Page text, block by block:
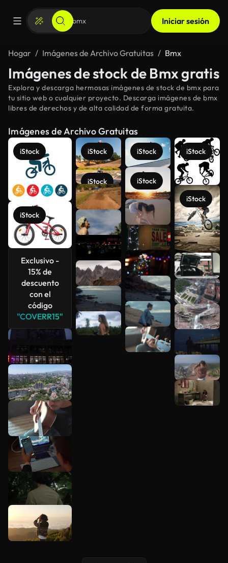
Iniciar sesión
Hogar Imágenes de Archivo Gratuitas Bmx
Imágenes de stock de Bmx gratis
Explora y descarga hermosas imágenes de stock de bmx para
tu sitio web o cualquier proyecto. Descarga imágenes de bmx
libres de derechos y de alta calidad de forma gratuita.
Imágenes de Archivo Gratuitas
iStock
iStock
Exclusivo -
15% de
descuento
con el
código
"COVERR15"
iStock
iStock
iStock
iStock
iStock
iStock
Ver más